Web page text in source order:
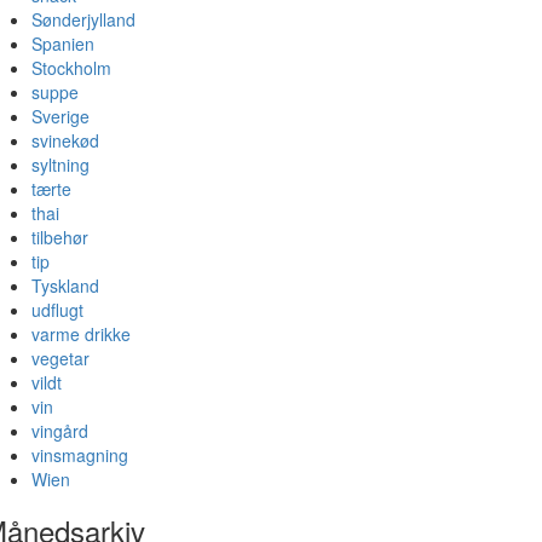
Sønderjylland
Spanien
Stockholm
suppe
Sverige
svinekød
syltning
tærte
thai
tilbehør
tip
Tyskland
udflugt
varme drikke
vegetar
vildt
vin
vingård
vinsmagning
Wien